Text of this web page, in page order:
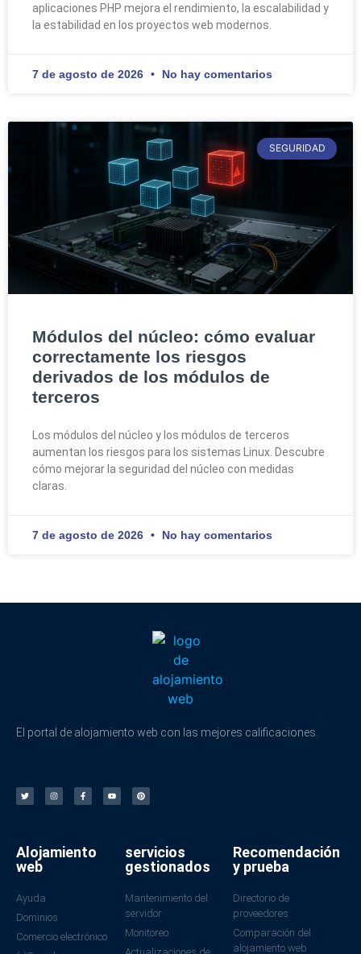
aplicaciones PHP mejora el rendimiento, la escalabilidad y
la estabilidad en los proyectos web modernos.
7 de agosto de 2026 No hay comentarios
SEGURIDAD
Módulos del núcleo: cómo evaluar
correctamente los riesgos
derivados de los módulos de
terceros
Los módulos del núcleo y los módulos de terceros
aumentan los riesgos para los sistemas Linux. Descubre
cómo mejorar la seguridad del núcleo con medidas
claras.
7 de agosto de 2026 No hay comentarios
El portal de alojamiento web con las mejores calificaciones.
Alojamiento
web
Ayuda
Dominios
Comercio electrónico
servicios
gestionados
Mantenimiento del
servidor
Monitoreo
Recomendación
y prueba
Directorio de
proveedores
Comparación del
alojamiento web